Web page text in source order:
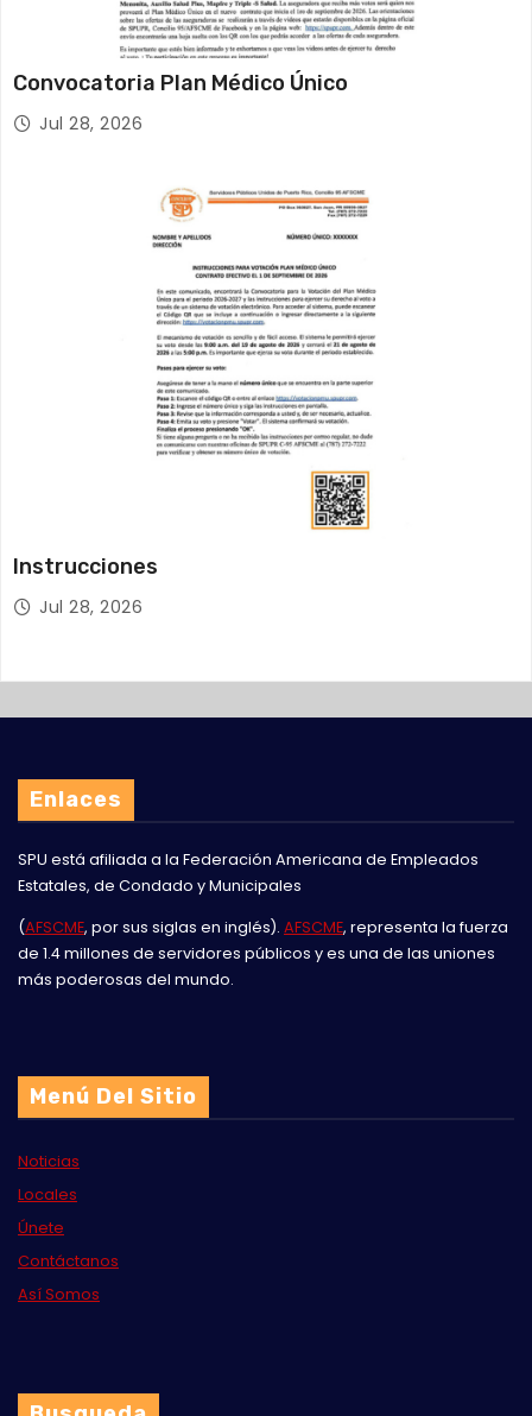
Convocatoria Plan Médico Único
Jul 28, 2026
Instrucciones
Jul 28, 2026
Enlaces
SPU está afiliada a la Federación Americana de Empleados
Estatales, de Condado y Municipales
(AFSCME, por sus siglas en inglés). AFSCME, representa la fuerza
de 1.4 millones de servidores públicos y es una de las uniones
más poderosas del mundo.
Menú Del Sitio
Noticias
Locales
Únete
Contáctanos
Así Somos